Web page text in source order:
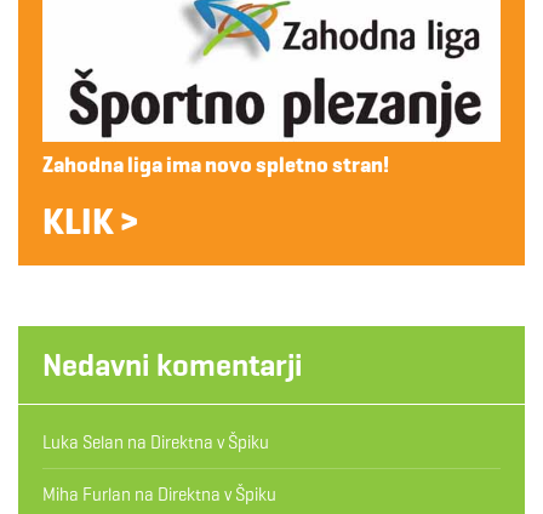
Zahodna liga ima novo spletno stran!
KLIK >
Nedavni komentarji
Luka Selan na Direktna v Špiku
Miha Furlan na Direktna v Špiku